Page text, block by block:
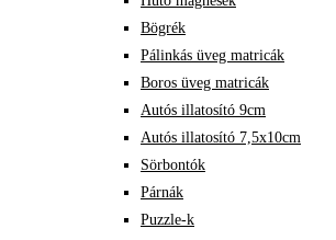
Bögrék
Pálinkás üveg matricák
Boros üveg matricák
Autós illatosító 9cm
Autós illatosító 7,5x10cm
Sörbontók
Párnák
Puzzle-k